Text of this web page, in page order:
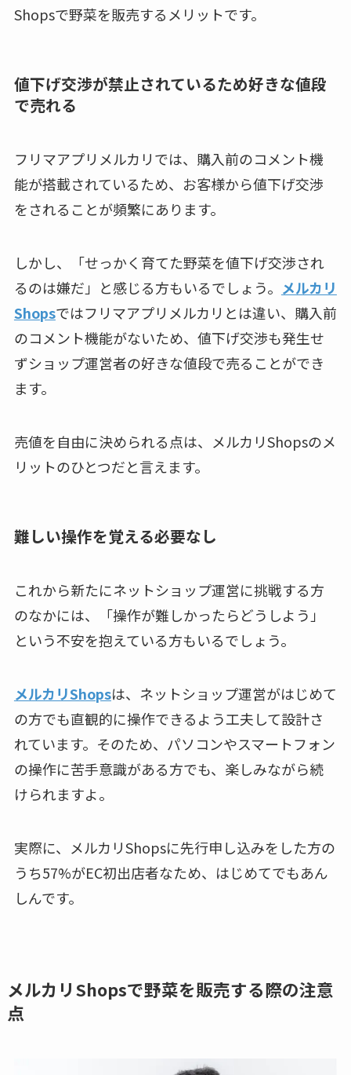
Shopsで野菜を販売するメリットです。
値下げ交渉が禁止されているため好きな値段
で売れる
フリマアプリメルカリでは、購入前のコメント機
能が搭載されているため、お客様から値下げ交渉
をされることが頻繁にあります。
しかし、「せっかく育てた野菜を値下げ交渉され
るのは嫌だ」と感じる方もいるでしょう。 メルカリ
Shopsではフリマアプリメルカリとは違い、購入前
のコメント機能がないため、値下げ交渉も発生せ
ずショップ運営者の好きな値段で売ることができ
ます。
売値を自由に決められる点は、メルカリShopsのメ
リットのひとつだと言えます。
難しい操作を覚える必要なし
これから新たにネットショップ運営に挑戦する方
のなかには、「操作が難しかったらどうしよう」
という不安を抱えている方もいるでしょう。
メルカリShopsは、ネットショップ運営がはじめて
の方でも直観的に操作できるよう工夫して設計さ
れています。そのため、パソコンやスマートフォン
の操作に苦手意識がある方でも、楽しみながら続
けられますよ。
実際に、メルカリShopsに先行申し込みをした方の
うち57%がEC初出店者なため、はじめてでもあん
しんです。
メルカリShopsで野菜を販売する際の注意
点